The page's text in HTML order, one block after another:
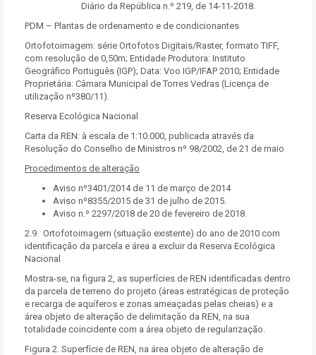
Diário da República n.º 219, de 14-11-2018.
PDM – Plantas de ordenamento e de condicionantes
Ortofotoimagem: série Ortofotos Digitais/Raster, formato TIFF,
com resolução de 0,50m; Entidade Produtora: Instituto
Geográfico Português (IGP); Data: Voo IGP/IFAP 2010; Entidade
Proprietária: Câmara Municipal de Torres Vedras (Licença de
utilização nº380/11).
Reserva Ecológica Nacional
Carta da REN: à escala de 1:10.000, publicada através da
Resolução do Conselho de Ministros nº 98/2002, de 21 de maio
Procedimentos de alteração
Aviso nº3401/2014 de 11 de março de 2014
Aviso nº8355/2015 de 31 de julho de 2015.
Aviso n.º 2297/2018 de 20 de fevereiro de 2018.
2.9. Ortofotoimagem (situação existente) do ano de 2010 com
identificação da parcela e área a excluir da Reserva Ecológica
Nacional
Mostra-se, na figura 2, as superfícies de REN identificadas dentro
da parcela de terreno do projeto (áreas estratégicas de proteção
e recarga de aquíferos e zonas ameaçadas pelas cheias) e a
área objeto de alteração de delimitação da REN, na sua
totalidade coincidente com a área objeto de regularização.
Figura 2. Superfície de REN, na área objeto de alteração de